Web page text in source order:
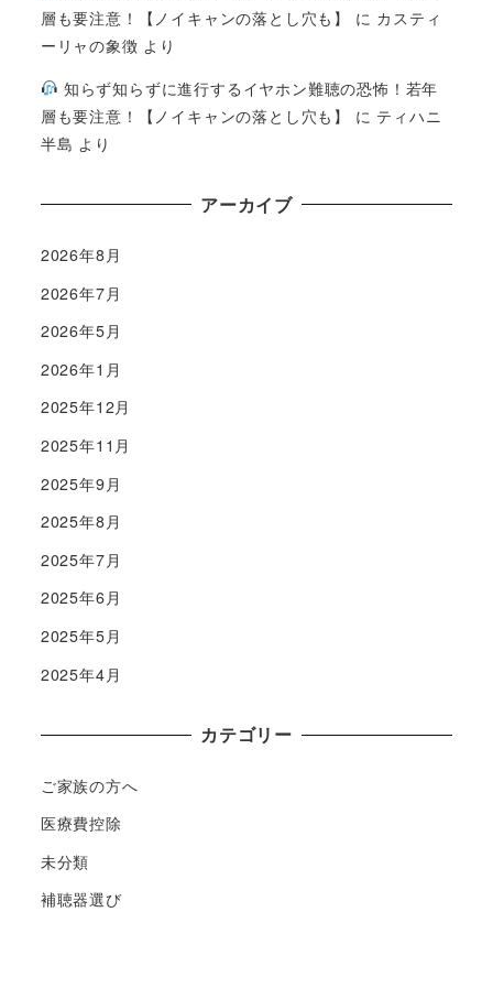
層も要注意！【ノイキャンの落とし穴も】
に カスティ
ーリャの象徴 より
知らず知らずに進行するイヤホン難聴の恐怖！若年
層も要注意！【ノイキャンの落とし穴も】
に ティハニ
半島 より
アーカイブ
2026年8月
2026年7月
2026年5月
2026年1月
2025年12月
2025年11月
2025年9月
2025年8月
2025年7月
2025年6月
2025年5月
2025年4月
カテゴリー
ご家族の方へ
医療費控除
未分類
補聴器選び